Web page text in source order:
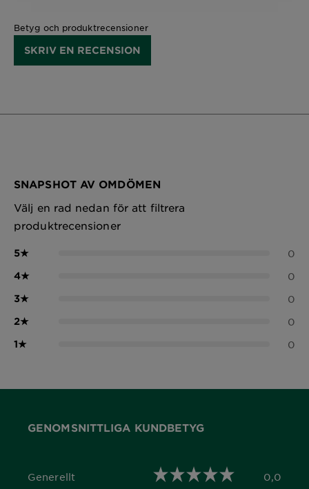
Betyg och produktrecensioner
SKRIV EN RECENSION
SNAPSHOT AV OMDÖMEN
Välj en rad nedan för att filtrera
produktrecensioner
5★ 0
4★ 0
3★ 0
2★ 0
1★ 0
GENOMSNITTLIGA KUNDBETYG
Generellt
0,0 out of 5 stars 0,0